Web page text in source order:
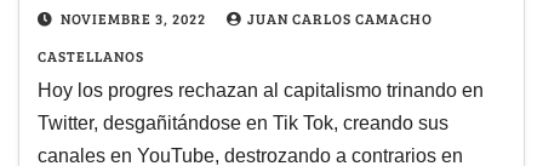
NOVIEMBRE 3, 2022
JUAN CARLOS CAMACHO
CASTELLANOS
Hoy los progres rechazan al capitalismo trinando en
Twitter, desgañitándose en Tik Tok, creando sus
canales en YouTube, destrozando a contrarios en